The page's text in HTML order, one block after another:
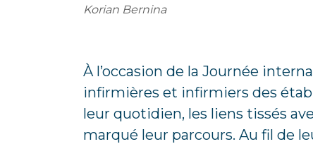
Korian Bernina
À l’occasion de la Journée
infirmières et infirmiers des
leur quotidien, les liens tissés
marqué leur parcours. Au fil de